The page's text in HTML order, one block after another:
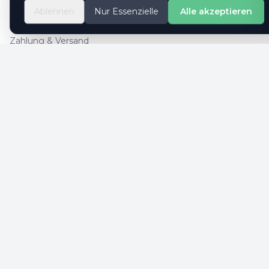
So geht es
Kontaktformular
Zahlung & Versand
Ablehnen Nur Essenzielle Alle akzeptieren